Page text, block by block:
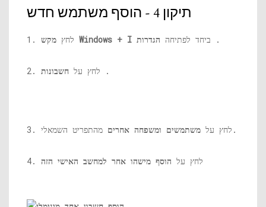
תיקון 4 - הוסף משתמש חדש
1. לחץ מקש Windows + I ביחד לפתיחה הגדרות .
2. לחץ על חשבונות .
3. לחץ על משתמשים ומשפחה אחרים מהתפריט השמאלי.
4. לחץ על הוסף מישהו אחר למחשב האישי הזה